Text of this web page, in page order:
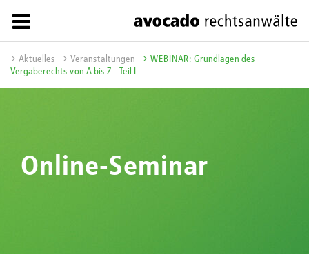
Aktuelles Veranstaltungen
WEBINAR: Grundlagen des
Vergaberechts von A bis Z - Teil I
Online-Seminar